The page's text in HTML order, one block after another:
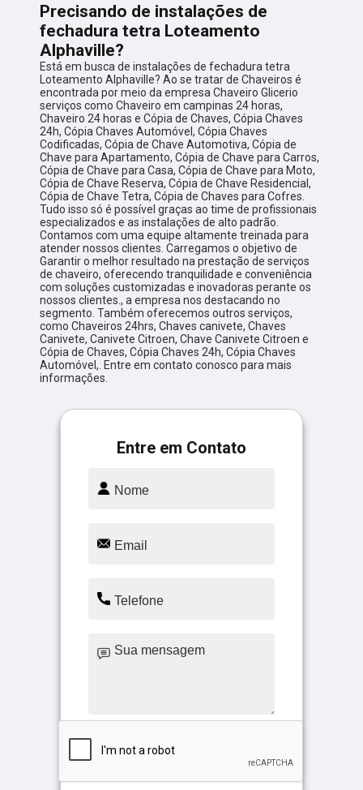
Precisando de instalações de
fechadura tetra Loteamento
Alphaville?
Está em busca de instalações de fechadura tetra
Loteamento Alphaville? Ao se tratar de Chaveiros é
encontrada por meio da empresa Chaveiro Glicerio
serviços como Chaveiro em campinas 24 horas,
Chaveiro 24 horas e Cópia de Chaves, Cópia Chaves
24h, Cópia Chaves Automóvel, Cópia Chaves
Codificadas, Cópia de Chave Automotiva, Cópia de
Chave para Apartamento, Cópia de Chave para Carros,
Cópia de Chave para Casa, Cópia de Chave para Moto,
Cópia de Chave Reserva, Cópia de Chave Residencial,
Cópia de Chave Tetra, Cópia de Chaves para Cofres.
Tudo isso só é possível graças ao time de profissionais
especializados e as instalações de alto padrão.
Contamos com uma equipe altamente treinada para
atender nossos clientes. Carregamos o objetivo de
Garantir o melhor resultado na prestação de serviços
de chaveiro, oferecendo tranquilidade e conveniência
com soluções customizadas e inovadoras perante os
nossos clientes., a empresa nos destacando no
segmento. Também oferecemos outros serviços,
como Chaveiros 24hrs, Chaves canivete, Chaves
Canivete, Canivete Citroen, Chave Canivete Citroen e
Cópia de Chaves, Cópia Chaves 24h, Cópia Chaves
Automóvel,. Entre em contato conosco para mais
informações.
Entre em Contato